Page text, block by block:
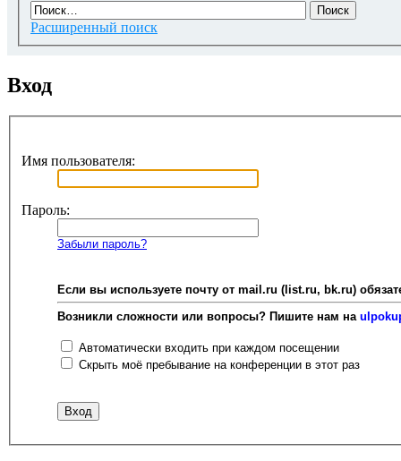
Расширенный поиск
Вход
Имя пользователя:
Пароль:
Забыли пароль?
Если вы используете почту от mail.ru (list.ru, bk.ru)
Возникли сложности или вопросы? Пишите нам на
Автоматически входить при каждом посещении
Скрыть моё пребывание на конференции в этот раз